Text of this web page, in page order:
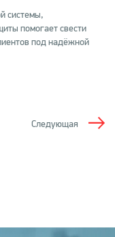
системы,
помогает свести
под надёжной
Следующая